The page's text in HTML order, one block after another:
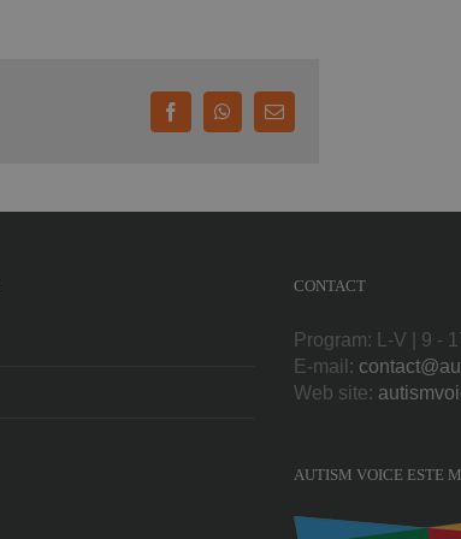
FacebookWhatsApp
E-
mail:
CONTACT
Program: L-V | 9 -
E-mail:
Web site:
AUTISM VOICE ESTE